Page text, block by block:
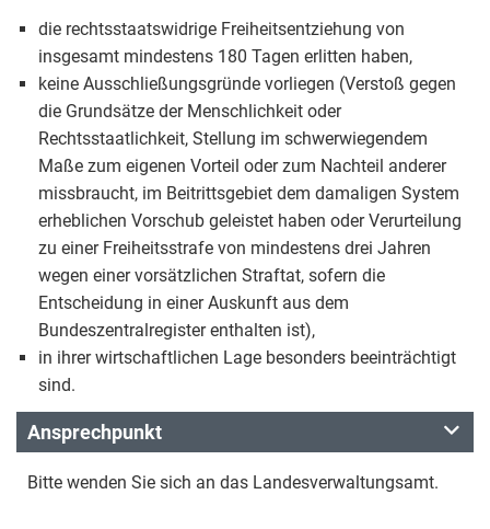
die rechtsstaatswidrige Freiheitsentziehung von
insgesamt mindestens 180 Tagen erlitten haben,
keine Ausschließungsgründe vorliegen (Verstoß gegen
die Grundsätze der Menschlichkeit oder
Rechtsstaatlichkeit, Stellung im schwerwiegendem
Maße zum eigenen Vorteil oder zum Nachteil anderer
missbraucht, im Beitrittsgebiet dem damaligen System
erheblichen Vorschub geleistet haben oder Verurteilung
zu einer Freiheitsstrafe von mindestens drei Jahren
wegen einer vorsätzlichen Straftat, sofern die
Entscheidung in einer Auskunft aus dem
Bundeszentralregister enthalten ist),
in ihrer wirtschaftlichen Lage besonders beeinträchtigt
sind.
Ansprechpunkt
Bitte wenden Sie sich an das Landesverwaltungsamt.